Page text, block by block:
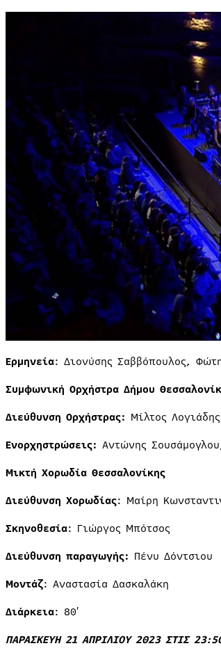
Ερμηνεία: Διονύσης Σαββόπουλος,
Συμφωνική Ορχήστρα Δήμου
Διεύθυνση Ορχήστρας: Μίλτος Λογιάδης
Ενορχηστρώσεις: Αντώνης
Μικτή Χορωδία Θεσσαλονίκης
Διεύθυνση Χορωδίας: Μαίρη
Σκηνοθεσία: Γιώργος Μπότσος
Διεύθυνση παραγωγής: Πένυ Δόντσιου
Μοντάζ: Αναστασία Δασκαλάκη
Διάρκεια: 80′
ΠΑΡΑΣΚΕΥΗ 21 ΑΠΡΙΛΙΟΥ 2023 ΣΤΙΣ